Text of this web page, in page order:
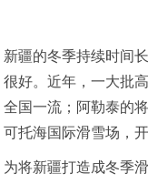
新疆的冬季持续时间
很好。近年，一大批
全国一流；阿勒泰的
可托海国际滑雪场，
为将新疆打造成冬季